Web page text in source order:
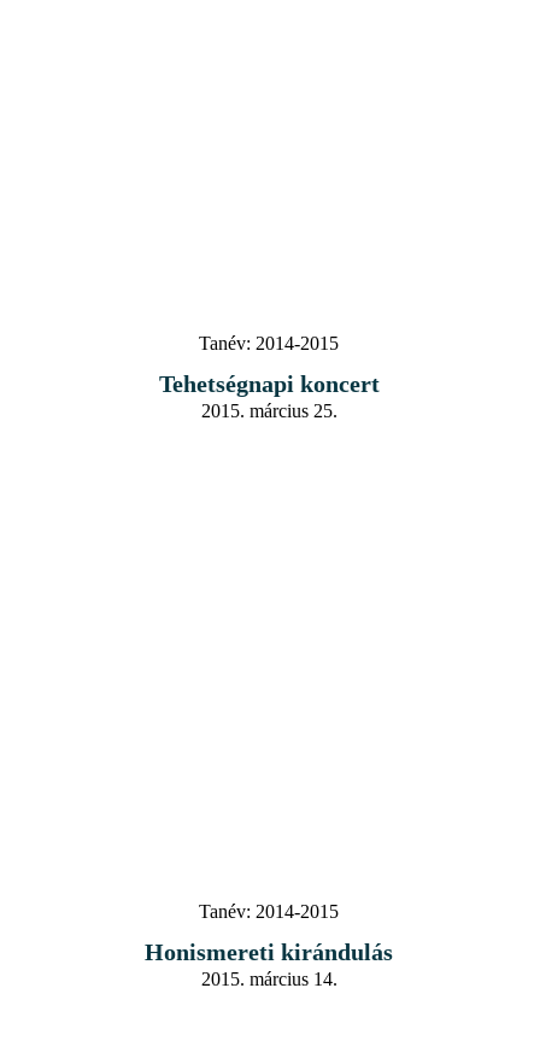
Tanév: 2014-2015
Tehetségnapi koncert
2015. március 25.
Tanév: 2014-2015
Honismereti kirándulás
2015. március 14.